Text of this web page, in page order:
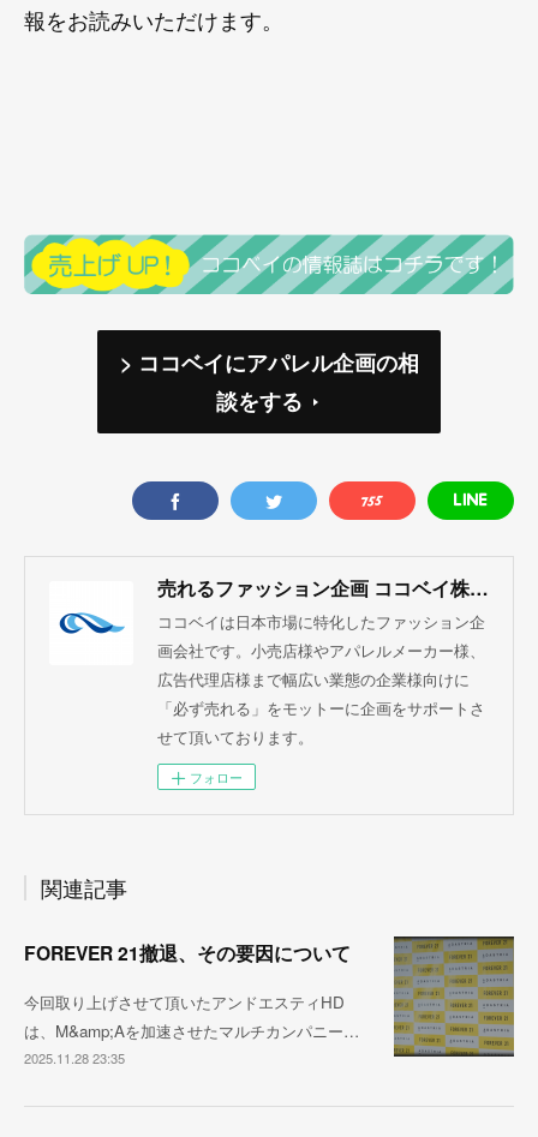
報をお読みいただけます。
> ココベイにアパレル企画の相
談をする
売れるファッション企画 ココベイ株式会社
ココベイは日本市場に特化したファッション企
画会社です。小売店様やアパレルメーカー様、
広告代理店様まで幅広い業態の企業様向けに
「必ず売れる」をモットーに企画をサポートさ
せて頂いております。
フォロー
関連記事
FOREVER 21撤退、その要因について
今回取り上げさせて頂いたアンドエスティHD
は、M&amp;Aを加速させたマルチカンパニー…
2025.11.28 23:35